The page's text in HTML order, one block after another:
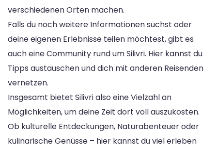
verschiedenen Orten machen.
Falls du noch weitere Informationen suchst oder
deine eigenen Erlebnisse teilen möchtest, gibt es
auch eine Community rund um Silivri. Hier kannst du
Tipps austauschen und dich mit anderen Reisenden
vernetzen.
Insgesamt bietet Silivri also eine Vielzahl an
Möglichkeiten, um deine Zeit dort voll auszukosten.
Ob kulturelle Entdeckungen, Naturabenteuer oder
kulinarische Genüsse – hier kannst du viel erleben